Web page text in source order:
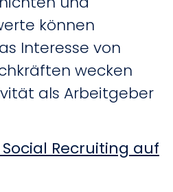
können
Interesse von
wecken
als Arbeitgeber
Recruiting auf